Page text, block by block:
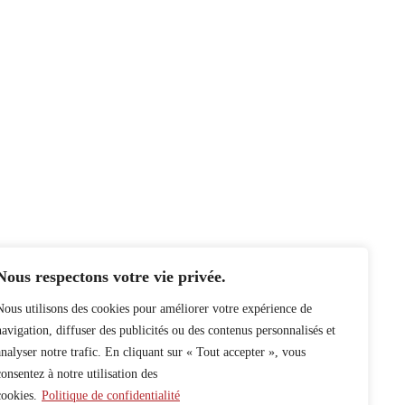
respectons votre vie privée.
utilisons des cookies pour améliorer votre expérience de
diffuser des publicités ou des contenus personnalisés et
notre trafic. En cliquant sur « Tout accepter », vous
à notre utilisation des
Politique de confidentialité